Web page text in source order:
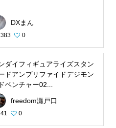
DXまん
383 0
ダイフィギュアライズスタン
ドアンプリファイドデジモン
ベンチャー02...
freedom瀬戸口
41 0